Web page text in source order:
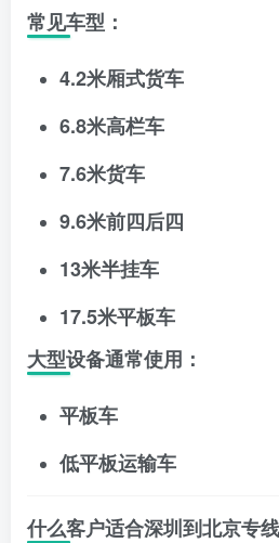
常见车型：
4.2米厢式货车
6.8米高栏车
7.6米货车
9.6米前四后四
13米半挂车
17.5米平板车
大型设备通常使用：
平板车
低平板运输车
什么客户适合深圳到北京专